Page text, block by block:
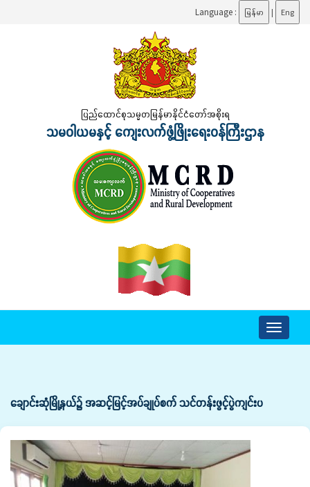
Language : မြန်မာ | Eng
ပြည်ထောင်စုသမ္မတမြန်မာနိုင်ငံတော်အစိုးရ
သမဝါယမနှင့် ကျေးလက်ဖွံ့ဖြိုးရေးဝန်ကြီးဌာန
Toggle
ချောင်းဆုံမြို့နယ်၌ အဆင့်မြင့်အပ်ချုပ်စက် သင်တန်းဖွင့်ပွဲကျင်းပ